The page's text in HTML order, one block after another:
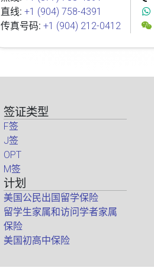
直线: +1 (904) 758-4391
传真号码: +1 (904) 212-0412
签证类型
F签
J签
OPT
M签
计划
美国公民出国留学保险
留学生家属和访问学者家属
保险
美国初高中保险